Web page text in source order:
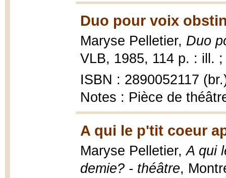
Duo pour voix
Maryse Pelletier, Duo
VLB, 1985, 114 p. : ill.
ISBN : 2890052117
Notes : Pièce de
A qui le p'tit coeur
Maryse Pelletier,A qui
demie? - théâtre,